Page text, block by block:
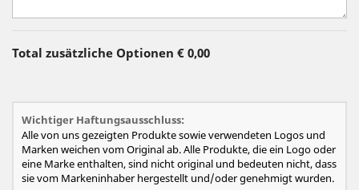
Total zusätzliche Optionen € 0,00
Wichtiger Haftungsausschluss:
Alle von uns gezeigten Produkte sowie verwendeten Logos und
Marken weichen vom Original ab. Alle Produkte, die ein Logo oder
eine Marke enthalten, sind nicht original und bedeuten nicht, dass
sie vom Markeninhaber hergestellt und/oder genehmigt wurden.